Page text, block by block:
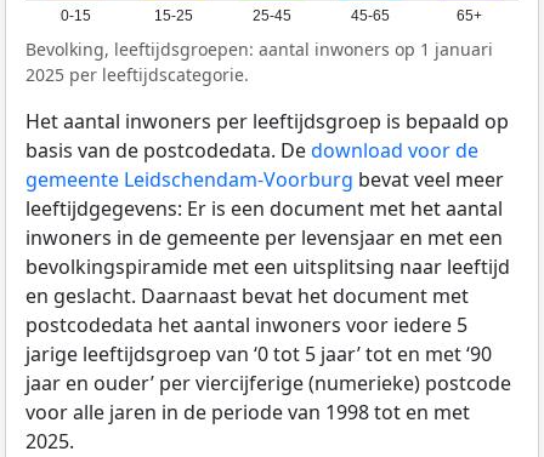
0-15 15-25 25-45 45-65 65+
Bevolking, leeftijdsgroepen: aantal inwoners op 1 januari
2025 per leeftijdscategorie.
Het aantal inwoners per leeftijdsgroep is bepaald op
basis van de postcodedata. Dedownload voor de
gemeente Leidschendam-Voorburg bevat veel meer
leeftijdgegevens: Er is een document met het aantal
inwoners in de gemeente per levensjaar en met een
bevolkingspiramide met een uitsplitsing naar leeftijd
en geslacht. Daarnaast bevat het document met
postcodedata het aantal inwoners voor iedere 5
jarige leeftijdsgroep van ‘0 tot 5 jaar’ tot en met ‘90
jaar en ouder’ per viercijferige (numerieke) postcode
voor alle jaren in de periode van 1998 tot en met
2025.